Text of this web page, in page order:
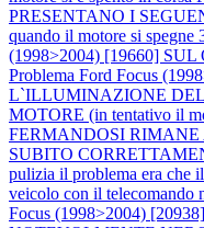
PRESENTANO I
quando il motore si
(1998>2004) [19660]
Problema Ford Focus
L`ILLUMINAZIONE DEL
MOTORE (in tentativo il
FERMANDOSI RIMANE
SUBITO
pulizia il problema era che
veicolo con il telecomando
Focus (1998>2004)